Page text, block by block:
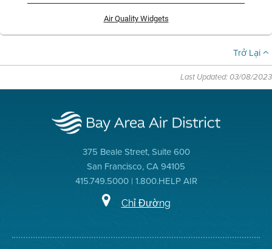
Air Quality Widgets
Trở Lại
Last Updated: 03/08/2023
375 Beale Street, Suite 600
San Francisco, CA 94105
415.749.5000 | 1.800.HELP AIR
Chỉ Đường